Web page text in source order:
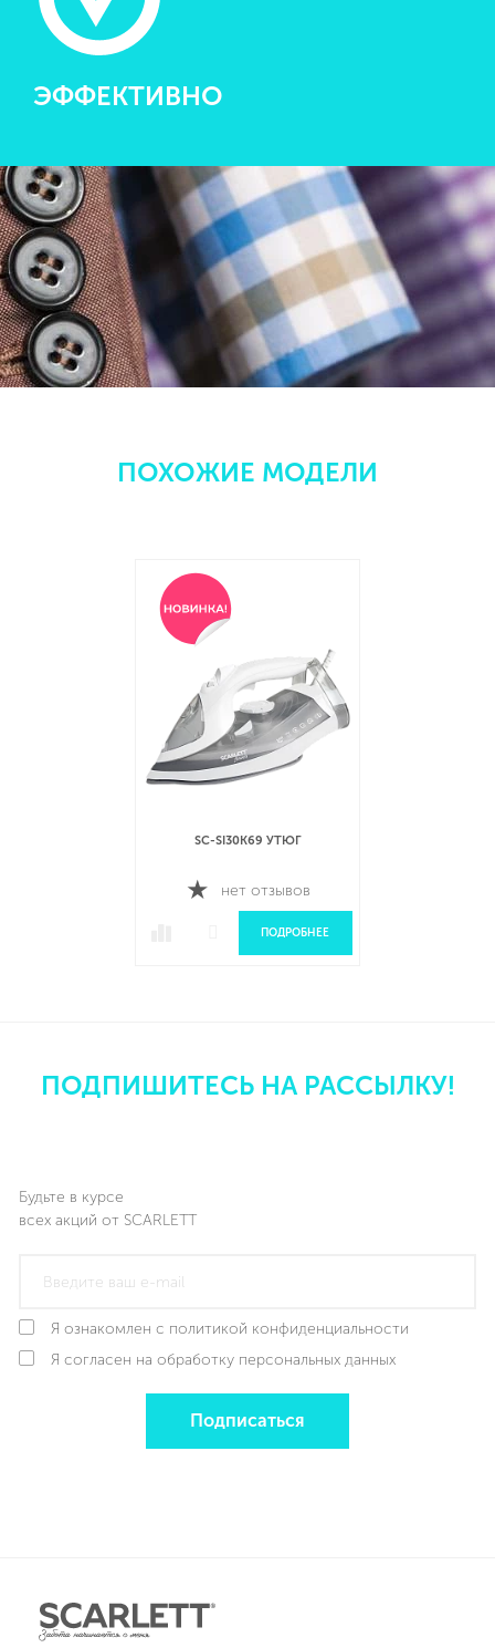
ЭФФЕКТИВНО
ПОХОЖИЕ МОДЕЛИ
SC-SI30K69 УТЮГ
нет отзывов
ПОДРОБНЕЕ
ПОДПИШИТЕСЬ НА РАССЫЛКУ!
Будьте в курсе
всех акций от SCARLETT
Я ознакомлен с политикой конфиденциальности
Я согласен на обработку персональных данных
Подписаться